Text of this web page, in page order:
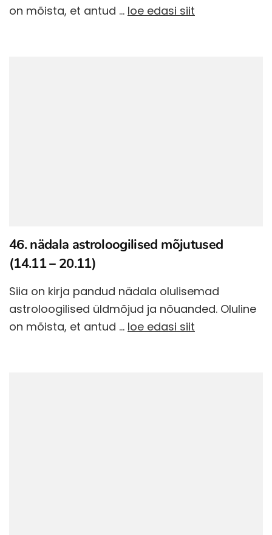
on mõista, et antud … loe edasi siit
46. nädala astroloogilised mõjutused
(14.11 – 20.11)
Siia on kirja pandud nädala olulisemad
astroloogilised üldmõjud ja nõuanded. Oluline
on mõista, et antud … loe edasi siit